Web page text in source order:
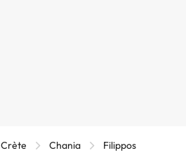
Crète Chania Filippos